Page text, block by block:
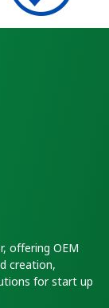
offering OEM
creation,
for start up